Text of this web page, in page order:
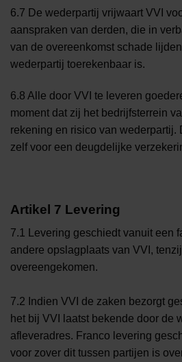
6.7 De wederpartij vrijwaart VVI
aanspraken van derden, die in
van de overeenkomst schade
wederpartij toerekenbaar is.
6.8 Alle door VVI te leveren
moment dat zij het bedrijfsterrein
rekening en risico van wederpartij.
zelf voor een deugdelijke
Artikel 7 Levering
7.1 Levering geschiedt vanuit een
andere opslagplaats van VVI,
overeengekomen.
7.2 Indien VVI de zaken bezorgt
het bij VVI laatst bekende door de
afleveradres. Franco levering
voor zover dit tussen partijen is